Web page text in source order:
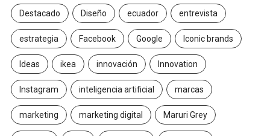
Destacado Diseño ecuador entrevista
estrategia Facebook Google Iconic brands
Ideas ikea innovación Innovation
Instagram inteligencia artificial marcas
marketing marketing digital Maruri Grey